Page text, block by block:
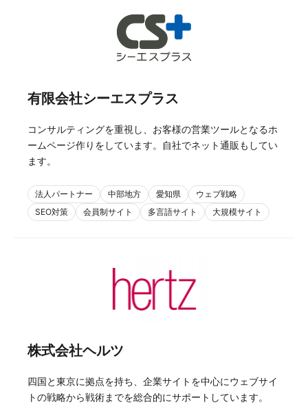
有限会社シーエスプラス
コンサルティングを重視し、お客様の営業ツールとなるホ
ームページ作りをしています。自社でネット通販もしてい
ます。
法人パートナー 中部地方 愛知県
ウェブ戦略
SEO対策
会員制サイト 多言語サイト 大規模サイト
株式会社ヘルツ
四国と東京に拠点を持ち、企業サイトを中心にウェブサイ
トの戦略から戦術までを総合的にサポートしています。